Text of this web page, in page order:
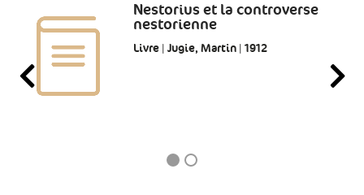
Nestorius et la controverse
nestorienne
Livre | Jugie, Martin | 1912